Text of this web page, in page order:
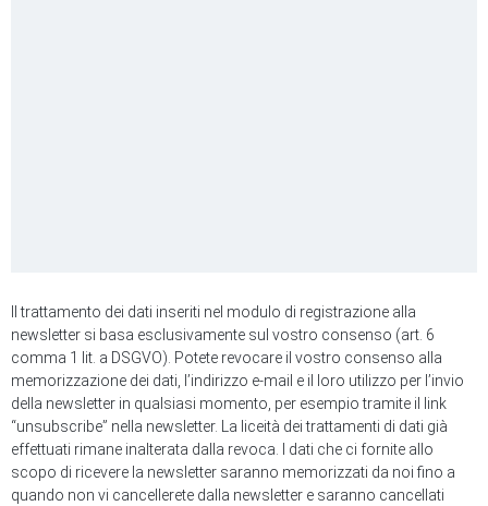
Il trattamento dei dati inseriti nel modulo di registrazione alla
newsletter si basa esclusivamente sul vostro consenso (art. 6
comma 1 lit. a DSGVO). Potete revocare il vostro consenso alla
memorizzazione dei dati, l’indirizzo e-mail e il loro utilizzo per l’invio
della newsletter in qualsiasi momento, per esempio tramite il link
“unsubscribe” nella newsletter. La liceità dei trattamenti di dati già
effettuati rimane inalterata dalla revoca. I dati che ci fornite allo
scopo di ricevere la newsletter saranno memorizzati da noi fino a
quando non vi cancellerete dalla newsletter e saranno cancellati